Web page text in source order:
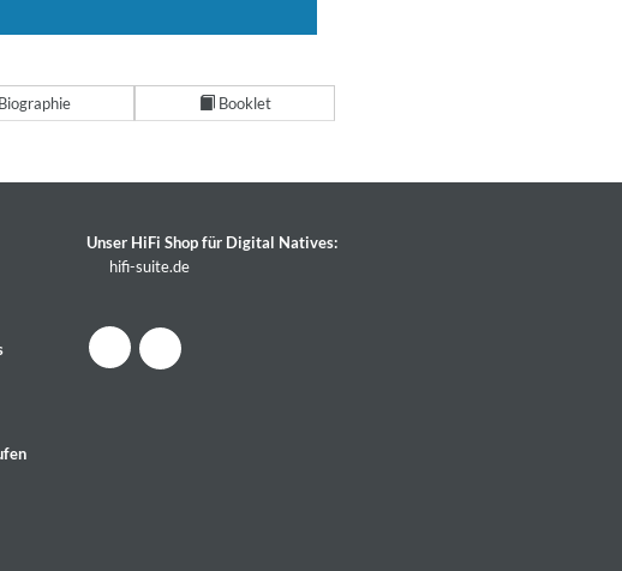
Biographie Booklet
Unser HiFi Shop für Digital Natives:
hifi-suite.de